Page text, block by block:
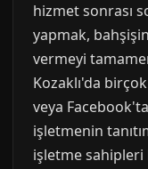
hizmet sonrası
yapmak,
vermeyi
Kozaklı'da
veya
işletmenin
işletme